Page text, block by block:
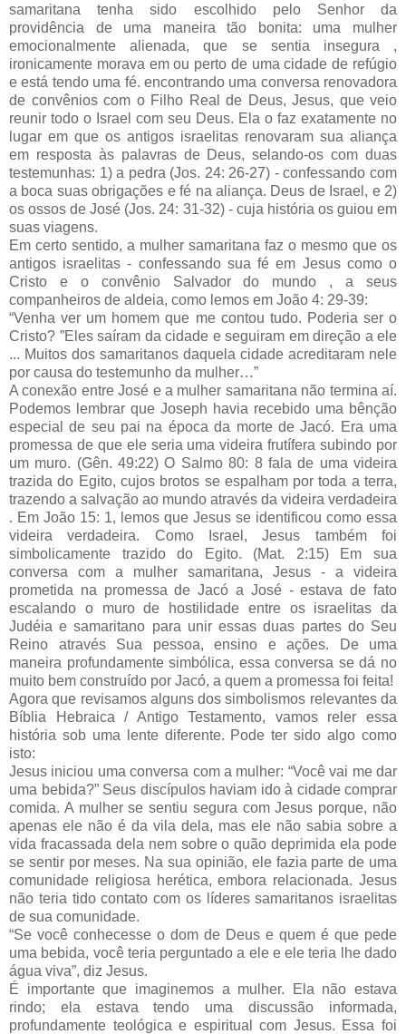
samaritana tenha sido escolhido pelo Senhor da
providência de uma maneira tão bonita: uma mulher
emocionalmente alienada, que se sentia insegura ,
ironicamente morava em ou perto de uma cidade de refúgio
e está tendo uma fé. encontrando uma conversa renovadora
de convênios com o Filho Real de Deus, Jesus, que veio
reunir todo o Israel com seu Deus. Ela o faz exatamente no
lugar em que os antigos israelitas renovaram sua aliança
em resposta às palavras de Deus, selando-os com duas
testemunhas: 1) a pedra (Jos. 24: 26-27) - confessando com
a boca suas obrigações e fé na aliança. Deus de Israel, e 2)
os ossos de José (Jos. 24: 31-32) - cuja história os guiou em
suas viagens.
Em certo sentido, a mulher samaritana faz o mesmo que os
antigos israelitas - confessando sua fé em Jesus como o
Cristo e o convênio Salvador do mundo , a seus
companheiros de aldeia, como lemos em João 4: 29-39:
“Venha ver um homem que me contou tudo. Poderia ser o
Cristo? ”Eles saíram da cidade e seguiram em direção a ele
... Muitos dos samaritanos daquela cidade acreditaram nele
por causa do testemunho da mulher…”
A conexão entre José e a mulher samaritana não termina aí.
Podemos lembrar que Joseph havia recebido uma bênção
especial de seu pai na época da morte de Jacó. Era uma
promessa de que ele seria uma videira frutífera subindo por
um muro. (Gên. 49:22) O Salmo 80: 8 fala de uma videira
trazida do Egito, cujos brotos se espalham por toda a terra,
trazendo a salvação ao mundo através da videira verdadeira
. Em João 15: 1, lemos que Jesus se identificou como essa
videira verdadeira. Como Israel, Jesus também foi
simbolicamente trazido do Egito. (Mat. 2:15) Em sua
conversa com a mulher samaritana, Jesus - a videira
prometida na promessa de Jacó a José - estava de fato
escalando o muro de hostilidade entre os israelitas da
Judéia e samaritano para unir essas duas partes do Seu
Reino através Sua pessoa, ensino e ações. De uma
maneira profundamente simbólica, essa conversa se dá no
muito bem construído por Jacó, a quem a promessa foi feita!
Agora que revisamos alguns dos simbolismos relevantes da
Bíblia Hebraica / Antigo Testamento, vamos reler essa
história sob uma lente diferente. Pode ter sido algo como
isto:
Jesus iniciou uma conversa com a mulher: “Você vai me dar
uma bebida?” Seus discípulos haviam ido à cidade comprar
comida. A mulher se sentiu segura com Jesus porque, não
apenas ele não é da vila dela, mas ele não sabia sobre a
vida fracassada dela nem sobre o quão deprimida ela pode
se sentir por meses. Na sua opinião, ele fazia parte de uma
comunidade religiosa herética, embora relacionada. Jesus
não teria tido contato com os líderes samaritanos israelitas
de sua comunidade.
“Se você conhecesse o dom de Deus e quem é que pede
uma bebida, você teria perguntado a ele e ele teria lhe dado
água viva”, diz Jesus.
É importante que imaginemos a mulher. Ela não estava
rindo; ela estava tendo uma discussão informada,
profundamente teológica e espiritual com Jesus. Essa foi